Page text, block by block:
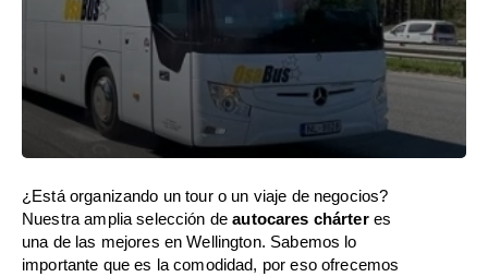
¿Está organizando un tour o un viaje de negocios?
Nuestra amplia selección deautocares chárteres
una de las mejores en Wellington. Sabemos lo
importante que es la comodidad, por eso ofrecemos